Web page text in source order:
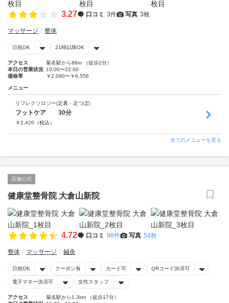
3.27 口コミ 3件 写真 3枚
マッサージ 整体
日祝OK 21時以降OK
アクセス
菊名駅から88m （徒歩2分）
本日の営業状況 10:00〜22:00
価格帯
￥2,090〜￥6,556
メニュー
リフレクソロジー(足裏・足つぼ)
フットケア 30分
￥2,420 （税込）
全てのメニューを見る
店舗公式
健康堂整骨院 大倉山新院
4.72 口コミ 98件 写真 54枚
整体 マッサージ 鍼灸
日祝OK クーポン有 カード可 QRコード決済可
電子マネー決済可 女性スタッフ
アクセス
菊名駅から1.3km （徒歩17分）